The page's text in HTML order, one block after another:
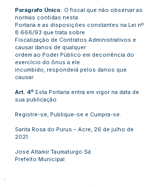
Parágrafo Único. O fiscal que não observar as
normas contidas nesta
Portaria e as disposições constantes na Lei nº
8.666/93 que trata sobre
Fiscalização de Contratos Administrativos e
causar danos de qualquer
ordem ao Poder Público em decorrência do
exercício do ônus a ele
incumbido, responderá pelos danos que
causar.
Art. 4º Esta Portaria entra em vigor na data de
sua publicação.
Registre-se, Publique-se e Cumpra-se.
Santa Rosa do Purus – Acre, 26 de julho de
2021.
José Altamir Taumaturgo Sá
Prefeito Municipal